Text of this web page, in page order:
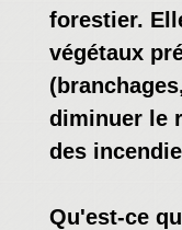
forestier.
végétaux
diminuer le
des
Qu'est-ce